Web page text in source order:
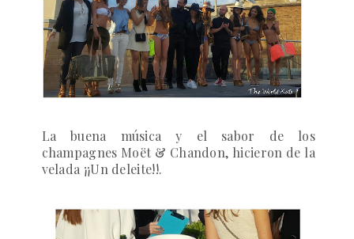
La buena música y el sabor de los
champagnes Moët & Chandon, hicieron de la
velada ¡¡Un deleite!!.